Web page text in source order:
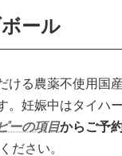
ール
ける農薬不使用国
。妊娠中はタイハ
ーの項目からご予
ださい。